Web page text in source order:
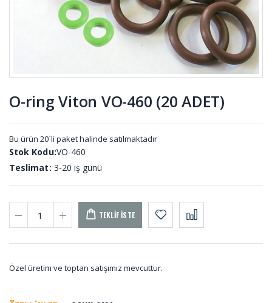
O-ring Viton VO-460 (20 ADET)
Bu ürün 20`li paket halinde satılmaktadır
Stok Kodu:VO-460
Teslimat: 3-20 iş günü
TEKLIF İSTE
Özel üretim ve toptan satışımız mevcuttur.
001
Yıldız Kaplin
Kauçuk
Profil DS-
001 (10
METRE)
Vana
Lastiği DV-
Kaplin